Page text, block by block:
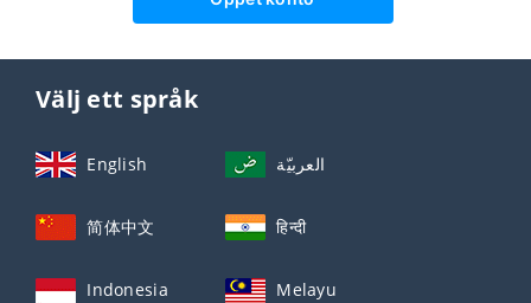
Välj ett språk
English العربيّة
简体中文 हिन्दी
Indonesia Melayu